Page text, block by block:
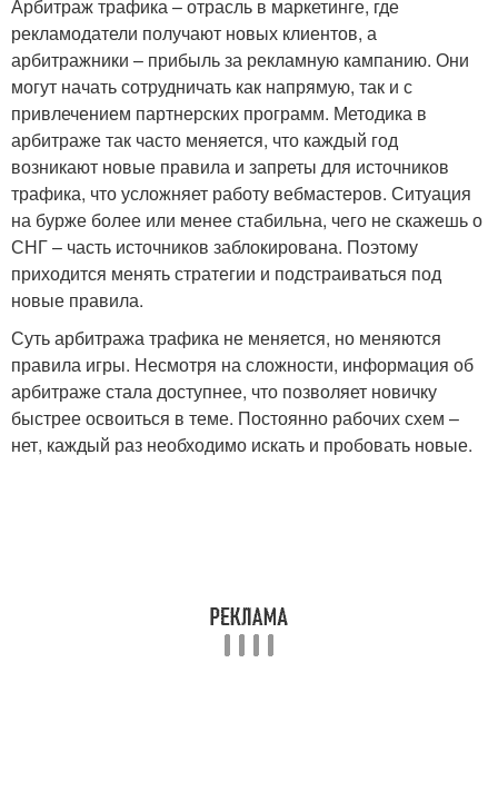
Арбитраж трафика – отрасль в маркетинге, где
рекламодатели получают новых клиентов, а
арбитражники – прибыль за рекламную кампанию. Они
могут начать сотрудничать как напрямую, так и с
привлечением партнерских программ. Методика в
арбитраже так часто меняется, что каждый год
возникают новые правила и запреты для источников
трафика, что усложняет работу вебмастеров. Ситуация
на бурже более или менее стабильна, чего не скажешь о
СНГ – часть источников заблокирована. Поэтому
приходится менять стратегии и подстраиваться под
новые правила.
Суть арбитража трафика не меняется, но меняются
правила игры. Несмотря на сложности, информация об
арбитраже стала доступнее, что позволяет новичку
быстрее освоиться в теме. Постоянно рабочих схем –
нет, каждый раз необходимо искать и пробовать новые.